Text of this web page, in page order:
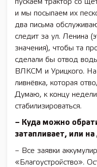
пускаем трактор со
и мы посыпаем их
два письма
следит за ул. Ленина
значения), чтобы та
сделали бы отвод
ВЛКСМ и Урицкого. На
ливнёвка, которая
Думаю, к концу
стабилизироваться.
– Куда можно
затапливает, или на
– Все заявки
«Благоустройство».